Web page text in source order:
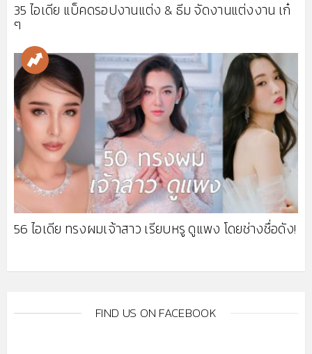
35 ไอเดีย แบ็คดรอปงานแต่ง & ธีม จัดงานแต่งงาน เก๋
ๆ
56 ไอเดีย ทรงผมเจ้าสาว เรียบหรู ดูแพง โดยช่างชื่อดัง!
FIND US ON FACEBOOK